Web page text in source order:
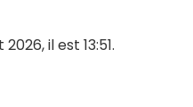
il est 13:51.